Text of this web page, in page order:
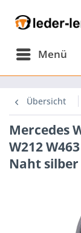
Menü
Übersicht
Mercedes
W212
Naht silber